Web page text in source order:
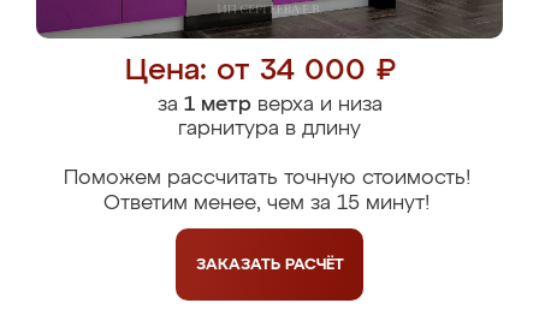
Цена: от 34 000 ₽
за 1 метрверха и низа
гарнитура в длину
Поможем рассчитать точную стоимость!
Ответим менее, чем за 15 минут!
ЗАКАЗАТЬ РАСЧЁТ